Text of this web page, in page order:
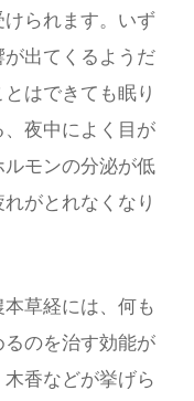
られます。いず
出てくるようだ
はできても眠り
夜中によく目が
モンの分泌が低
がとれなくなり
草経には、何も
のを治す効能が
香などが挙げら